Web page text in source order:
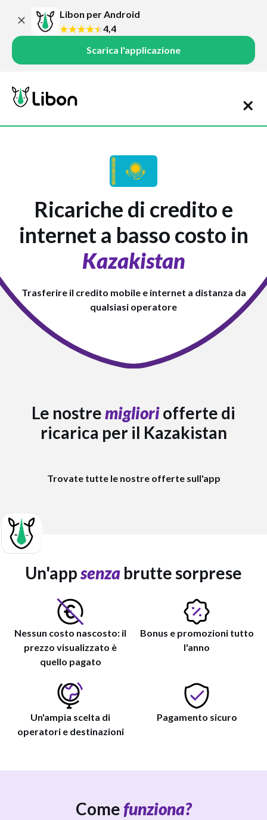
Libon per Android
4,4
Scarica l'applicazione
Ricariche di credito e
internet a basso costo in
Kazakistan
Trasferire il credito mobile e internet a distanza da
qualsiasi operatore
Le nostremiglioriofferte di
ricarica per il Kazakistan
Trovate tutte le nostre offerte sull'app
Un'appsenza brutte sorprese
Nessun costo nascosto: il
prezzo visualizzato è
quello pagato
Bonus e promozioni tutto
l'anno
Un'ampia scelta di
operatori e destinazioni
Pagamento sicuro
Comefunziona?